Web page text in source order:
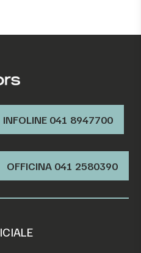
INFOLINE 041 8947700
OFFICINA ‭041 2580390‬